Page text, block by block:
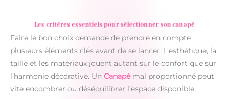
Les critères essentiels pour sélectionner son canapé
Faire le bon choix demande de prendre en compte
plusieurs éléments clés avant de se lancer. L’esthétique, la
taille et les matériaux jouent autant sur le confort que sur
l’harmonie décorative. Un Canapémal proportionné peut
vite encombrer ou déséquilibrer l’espace disponible.